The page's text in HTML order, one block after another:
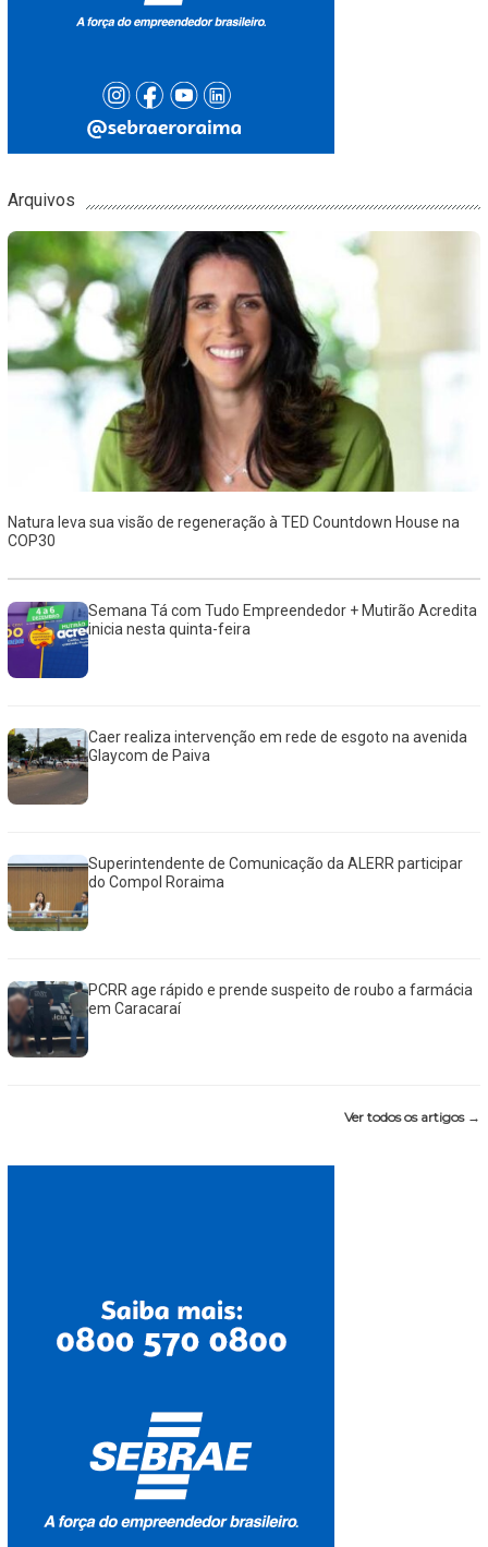
Arquivos
Natura leva sua visão de regeneração à TED Countdown House na
COP30
Semana Tá com Tudo Empreendedor + Mutirão Acredita
inicia nesta quinta-feira
Caer realiza intervenção em rede de esgoto na avenida
Glaycom de Paiva
Superintendente de Comunicação da ALERR participar
do Compol Roraima
PCRR age rápido e prende suspeito de roubo a farmácia
em Caracaraí
Ver todos os artigos →